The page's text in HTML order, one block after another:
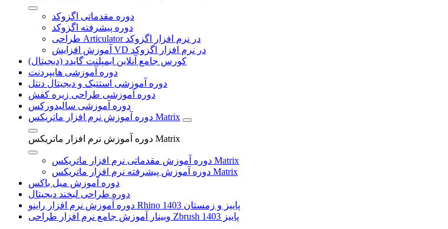
دوره مقدماتی اگزوکد
دوره پیشرفته اگزوکد
طراحی Articulator در نرم افزار اگزوکد
آموزش افزایش VD در نرم افزار اگزوکد
کورس جامع آنلاین ایمپلنت گایدد (دیجیتال)
دوره آموزشی هایپردنت
دوره آموزشی استتیک و دیجیتال دنتل
دوره آموزشی طراحی زیره کفش
دوره آموزشی سالیدورکس
دوره آموزش نرم افزار ماتریکس Matrix
دوره آموزش نرم افزار ماتریکس Matrix
دوره آموزش مقدماتی نرم افزار ماتریکس Matrix
دوره آموزش پیشرفته نرم افزار ماتریکس Matrix
دوره آموزش میل باکس
دوره طراحی لبخند دیجیتال
دوره آموزش نرم افزار راینو Rhino پاییز و زمستان 1403
وبینار آموزش جامع نرم افزار طراحی Zbrush پاییز 1403